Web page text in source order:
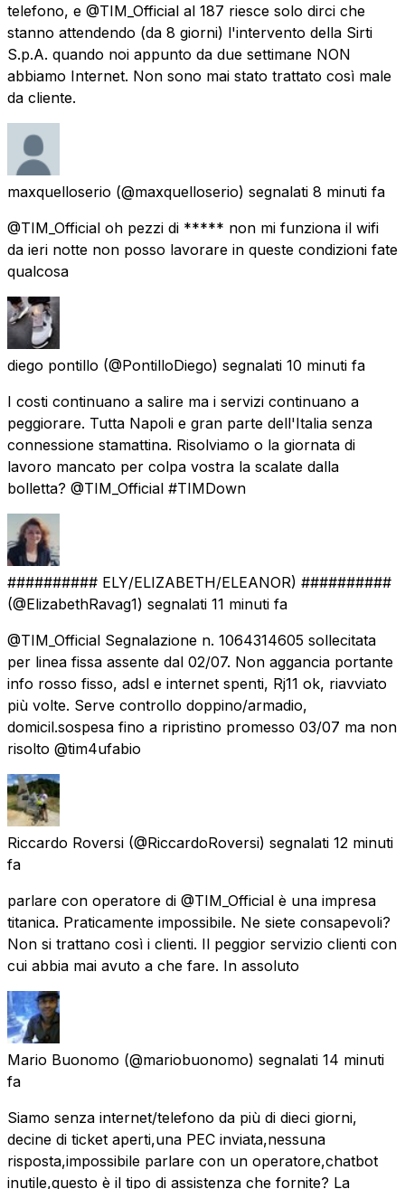
telefono, e @TIM_Official al 187 riesce solo dirci che
stanno attendendo (da 8 giorni) l'intervento della Sirti
S.p.A. quando noi appunto da due settimane NON
abbiamo Internet. Non sono mai stato trattato così male
da cliente.
maxquelloserio (@maxquelloserio) segnalati 8 minuti fa
@TIM_Official oh pezzi di ***** non mi funziona il wifi
da ieri notte non posso lavorare in queste condizioni fate
qualcosa
diego pontillo (@PontilloDiego) segnalati 10 minuti fa
I costi continuano a salire ma i servizi continuano a
peggiorare. Tutta Napoli e gran parte dell'Italia senza
connessione stamattina. Risolviamo o la giornata di
lavoro mancato per colpa vostra la scalate dalla
bolletta? @TIM_Official #TIMDown
########## ELY/ELIZABETH/ELEANOR) ##########
(@ElizabethRavag1) segnalati 11 minuti fa
@TIM_Official Segnalazione n. 1064314605 sollecitata
per linea fissa assente dal 02/07. Non aggancia portante
info rosso fisso, adsl e internet spenti, Rj11 ok, riavviato
più volte. Serve controllo doppino/armadio,
domicil.sospesa fino a ripristino promesso 03/07 ma non
risolto @tim4ufabio
Riccardo Roversi (@RiccardoRoversi) segnalati 12 minuti
fa
parlare con operatore di @TIM_Official è una impresa
titanica. Praticamente impossibile. Ne siete consapevoli?
Non si trattano così i clienti. Il peggior servizio clienti con
cui abbia mai avuto a che fare. In assoluto
Mario Buonomo (@mariobuonomo) segnalati 14 minuti
fa
Siamo senza internet/telefono da più di dieci giorni,
decine di ticket aperti,una PEC inviata,nessuna
risposta,impossibile parlare con un operatore,chatbot
inutile,questo è il tipo di assistenza che fornite? La